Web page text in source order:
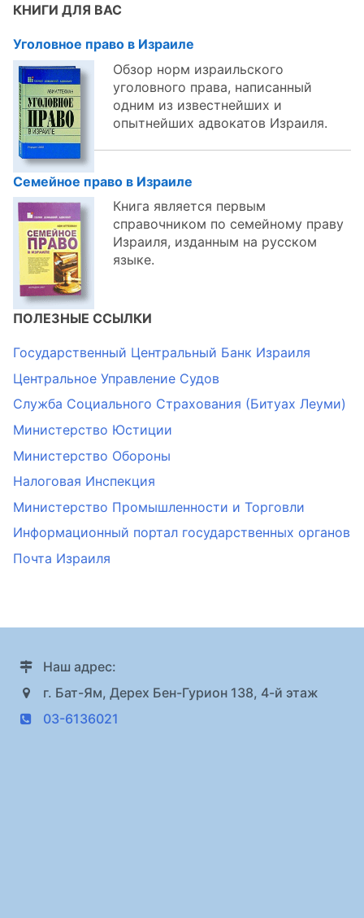
КНИГИ ДЛЯ ВАС
Уголовное право в Израиле
Обзор норм израильского
уголовного права, написанный
одним из известнейших и
опытнейших адвокатов Израиля.
Семейное право в Израиле
Книга является первым
справочником по семейному праву
Израиля, изданным на русском
языке.
ПОЛЕЗНЫЕ ССЫЛКИ
Государственный Центральный Банк Израиля
Центральное Управление Судов
Служба Социального Страхования (Битуах Леуми)
Министерство Юстиции
Министерство Обороны
Налоговая Инспекция
Министерство Промышленности и Торговли
Информационный портал государственных органов
Почта Израиля
Наш адрес:
г. Бат-Ям, Дерех Бен-Гурион 138, 4-й этаж
03-6136021